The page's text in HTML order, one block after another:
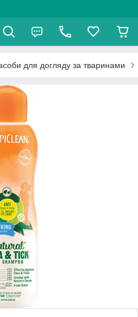
для догляду за тваринами